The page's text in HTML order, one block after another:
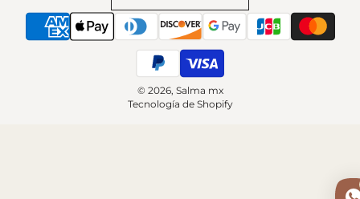
© 2026, Salma mx
Tecnología de Shopify